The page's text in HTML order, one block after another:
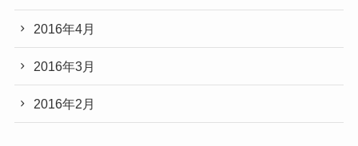
2016年4月
2016年3月
2016年2月